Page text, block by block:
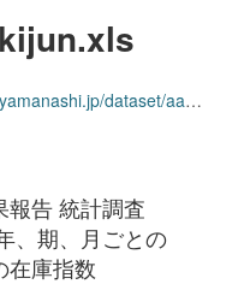
88ca4c6c-ead1-4cc2-acbb-f5167db6399d/download/edgc06000_r2kijun.xls
報告 統計調査
、期、月ごとの
在庫指数